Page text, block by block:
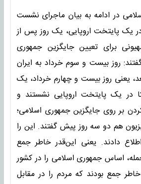
در ادامه به بیان ماجرای نشست
یک پایتخت اروپایی، یک روز پس از
برای تعیین جایگزین جمهوری
روز بیست و سوم خرداد به ایران
یعنی روز بیست و چهارم خرداد، یک
در یک پایتخت اروپایی نشستند و
بر روی جایگزین جمهوری اسلامی؛
هم دو سه روز پیش گفتند. این را
دادند. یعنی این‌قدر خاطر جمع
اساس جمهوری اسلامی را در کشور
جمع بودند که مردم را در مقابل